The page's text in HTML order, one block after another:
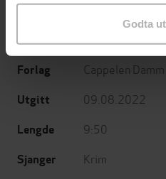
Godta
Klas Ekman
(oversetter),
Forlag Cappelen Damm
Utgitt 09.08.2022
Lengde 9:50
Sjanger Krim